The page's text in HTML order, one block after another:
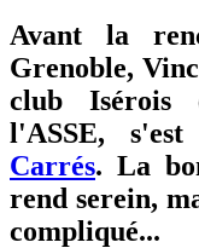
Avant la
Grenoble,
club Isérois
l'ASSE,
Carrés. La
rend serein,
compliqué...